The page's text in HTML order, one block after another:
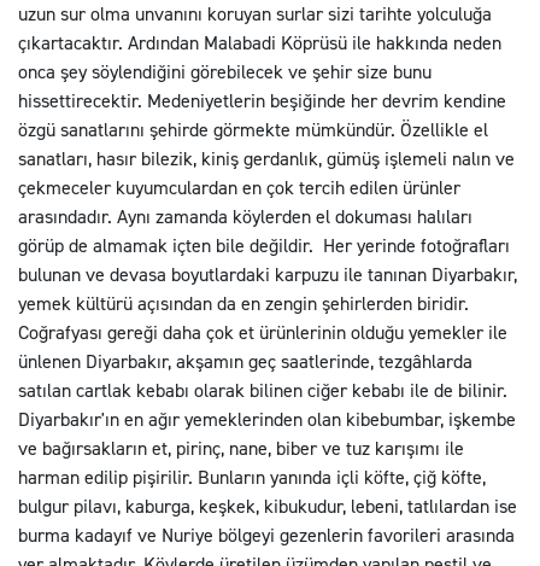
uzun sur olma unvanını koruyan surlar sizi tarihte yolculuğa
çıkartacaktır. Ardından Malabadi Köprüsü ile hakkında neden
onca şey söylendiğini görebilecek ve şehir size bunu
hissettirecektir. Medeniyetlerin beşiğinde her devrim kendine
özgü sanatlarını şehirde görmekte mümkündür. Özellikle el
sanatları, hasır bilezik, kiniş gerdanlık, gümüş işlemeli nalın ve
çekmeceler kuyumculardan en çok tercih edilen ürünler
arasındadır. Aynı zamanda köylerden el dokuması halıları
görüp de almamak içten bile değildir. Her yerinde fotoğrafları
bulunan ve devasa boyutlardaki karpuzu ile tanınan Diyarbakır,
yemek kültürü açısından da en zengin şehirlerden biridir.
Coğrafyası gereği daha çok et ürünlerinin olduğu yemekler ile
ünlenen Diyarbakır, akşamın geç saatlerinde, tezgâhlarda
satılan cartlak kebabı olarak bilinen ciğer kebabı ile de bilinir.
Diyarbakır'ın en ağır yemeklerinden olan kibebumbar, işkembe
ve bağırsakların et, pirinç, nane, biber ve tuz karışımı ile
harman edilip pişirilir. Bunların yanında içli köfte, çiğ köfte,
bulgur pilavı, kaburga, keşkek, kibukudur, lebeni, tatlılardan ise
burma kadayıf ve Nuriye bölgeyi gezenlerin favorileri arasında